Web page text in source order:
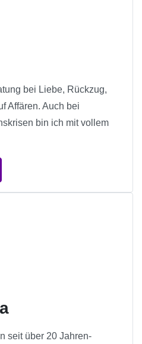
bei Liebe, Rückzug,
Affären. Auch bei
bin ich mit vollem
seit über 20 Jahren-